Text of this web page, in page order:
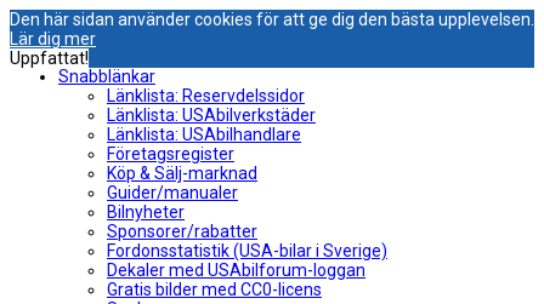
Den här sidan använder cookies för att ge dig den bästa upplevelsen.
Lär dig mer
Uppfattat!
Snabblänkar
Länklista: Reservdelssidor
Länklista: USAbilverkstäder
Länklista: USAbilhandlare
Företagsregister
Köp & Sälj-marknad
Guider/manualer
Bilnyheter
Sponsorer/rabatter
Fordonsstatistik (USA-bilar i Sverige)
Dekaler med USAbilforum-loggan
Gratis bilder med CC0-licens